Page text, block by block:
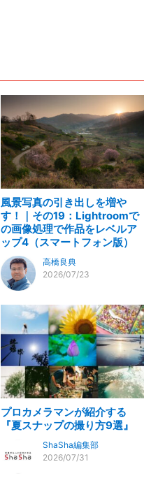
風景写真の引き出しを増や
す！｜その19：Lightroomで
の画像処理で作品をレベルア
ップ4（スマートフォン版）
高橋良典
2026/07/23
プロカメラマンが紹介する
『夏スナップの撮り方9選』
ShaSha編集部
2026/07/31